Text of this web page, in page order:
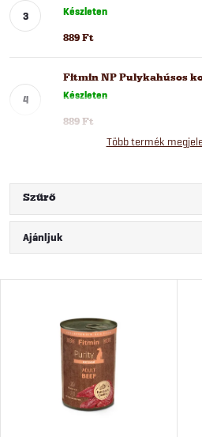
Készleten
889 Ft
Fitmin NP Pulykahúsos
Készleten
889 Ft
Több termék
Szűrő
T
e
Ajánljuk
Legnépszerűbb termékek
ABC szerint